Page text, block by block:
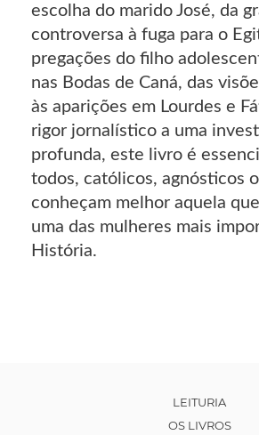
escolha do marido José, da
controversa à fuga para o
pregações do filho
nas Bodas de Caná, das
às aparições em Lourdes e
rigor jornalístico a uma
profunda, este livro é
todos, católicos, agnósticos
conheçam melhor aquela
uma das mulheres mais
História.
LEITURIA
OS LIVROS